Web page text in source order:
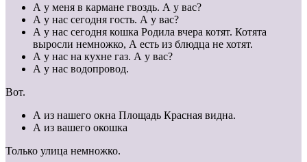
А у меня в кармане гвоздь. А у вас?
А у нас сегодня гость. А у вас?
А у нас сегодня кошка Родила вчера котят. Котята
выросли немножко, А есть из блюдца не хотят.
А у нас на кухне газ. А у вас?
А у нас водопровод.
Вот.
А из нашего окна Площадь Красная видна.
А из вашего окошка
Только улица немножко.